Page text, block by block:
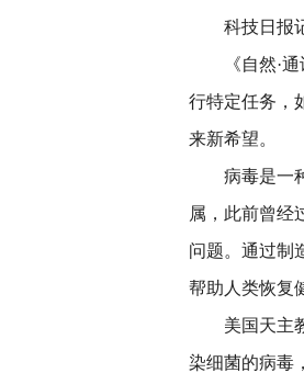
科技日报
《自然·
行特定任务，
来新希望。
病毒是一
属，此前曾经
问题。通过制
帮助人类恢复
美国天主
染细菌的病毒